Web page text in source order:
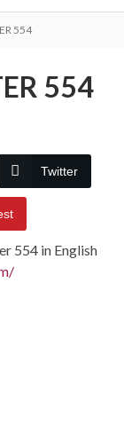
554
554
Twitter
554 in English